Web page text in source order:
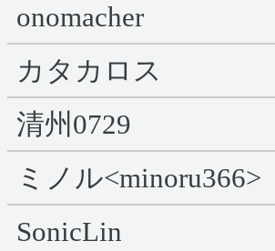
onomacher
カタカロス
清州0729
ミノル<minoru366>
SonicLin